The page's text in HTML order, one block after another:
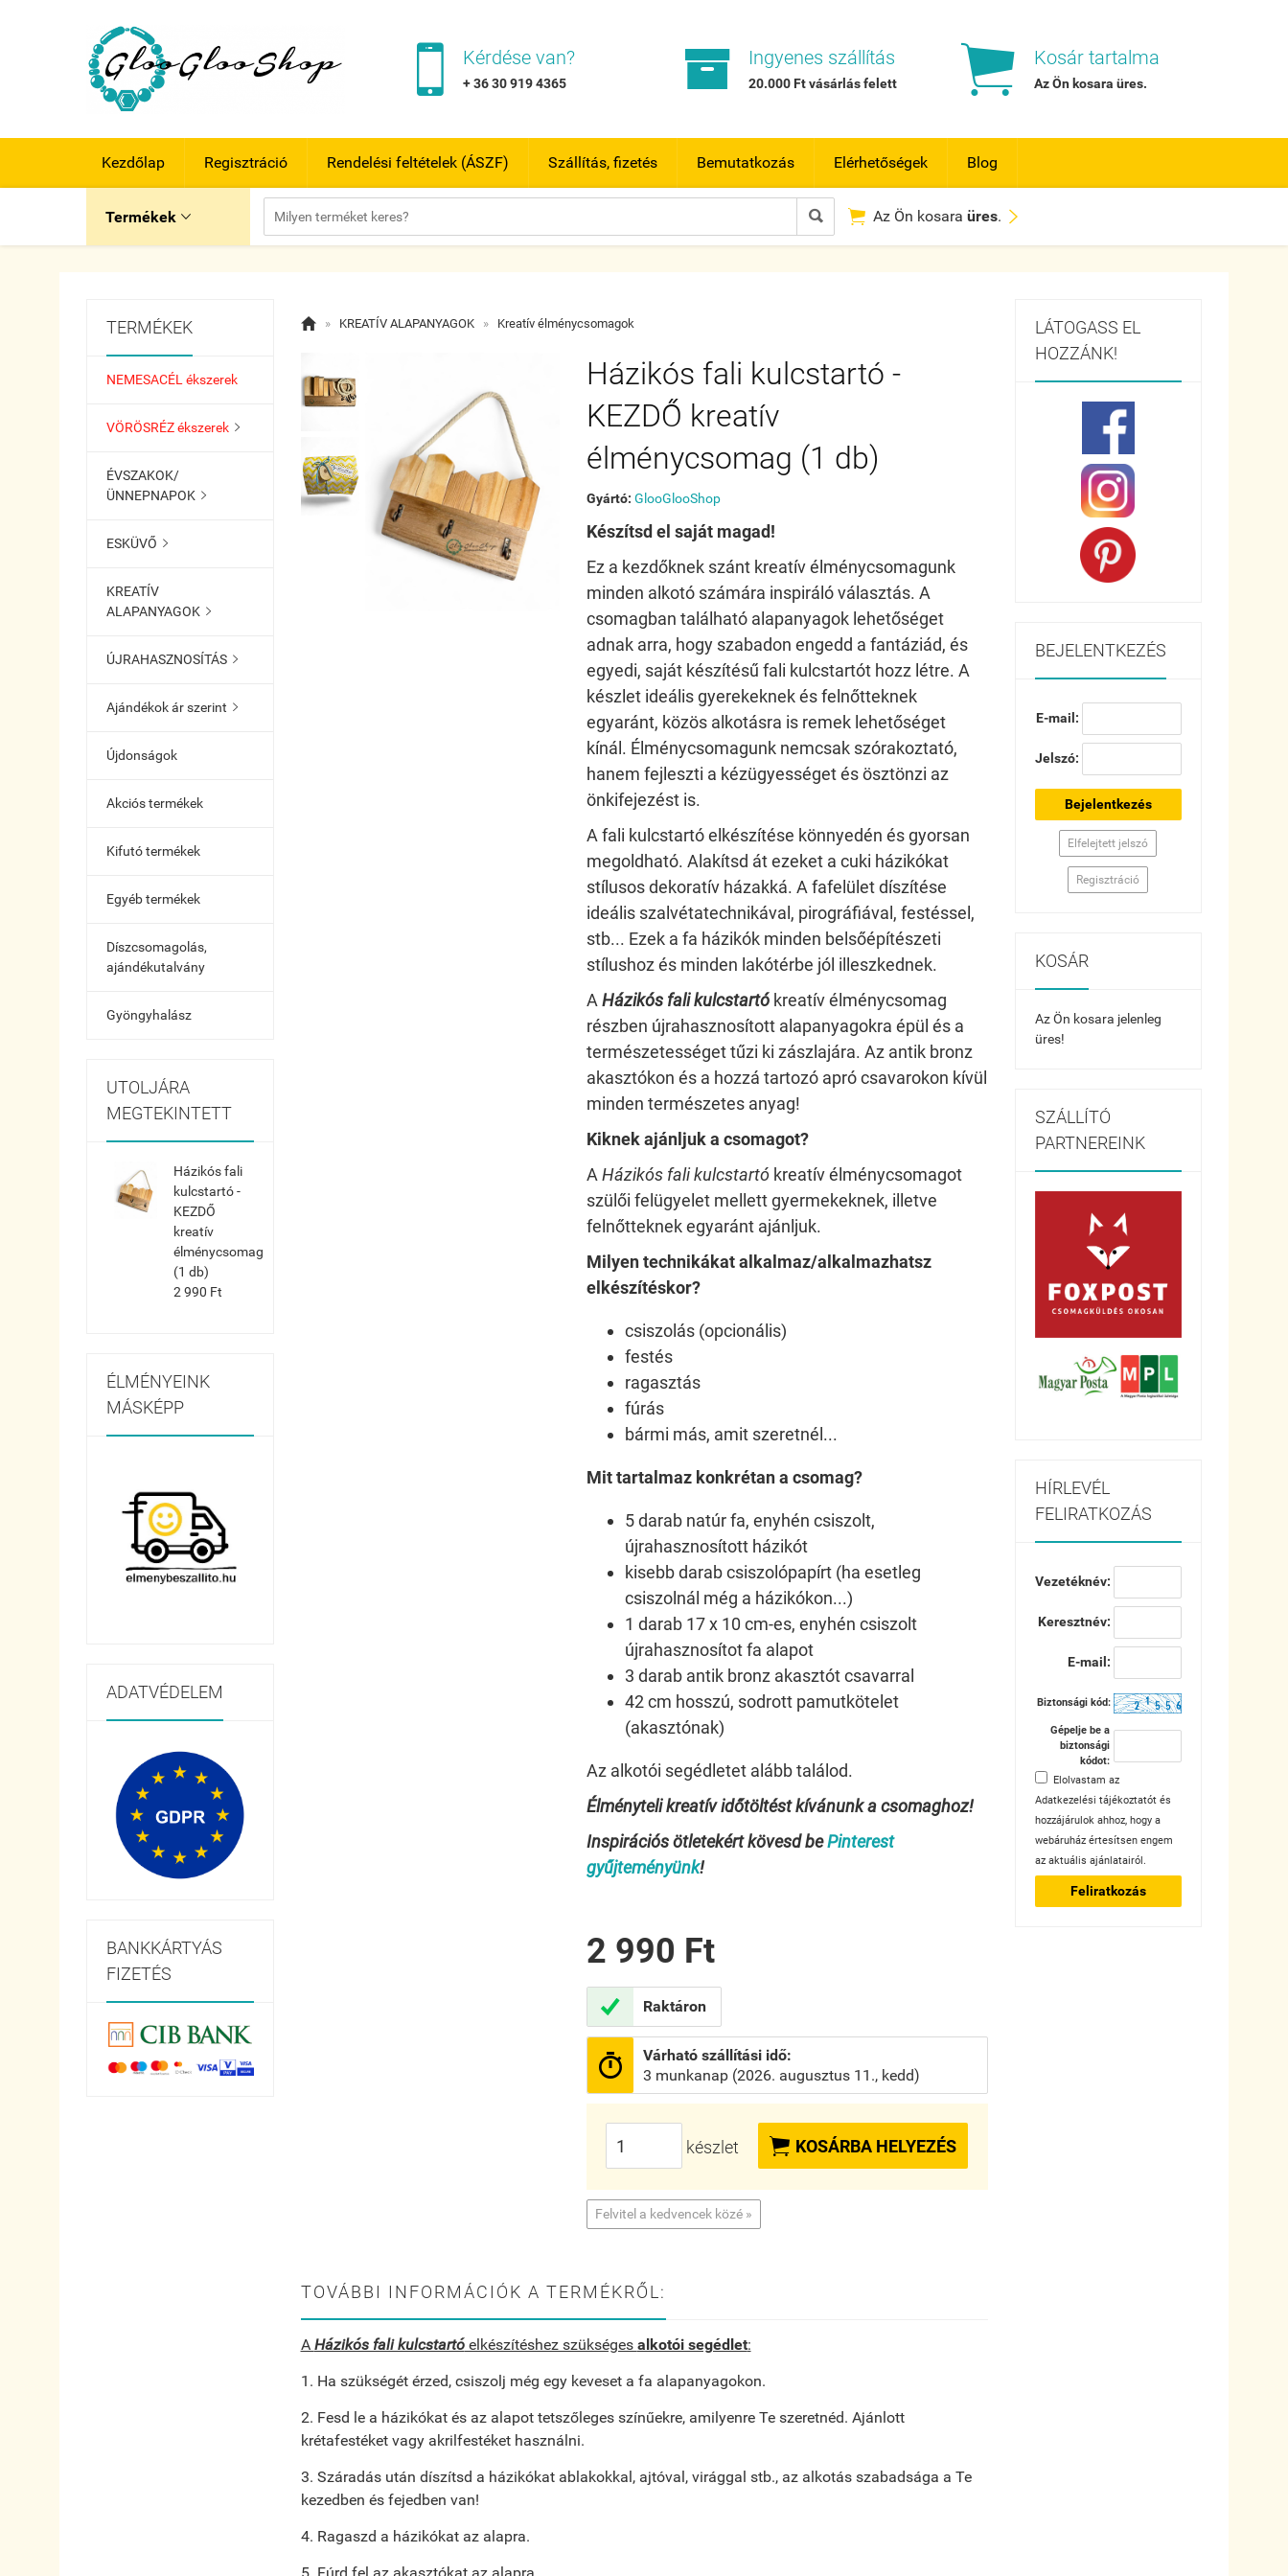
 Kérdése van?
+ 36 30 919 4365  Ingyenes szállítás
20.000 Ft vásárlás felett  Kosár tartalma
Az Ön kosaraüres.
Kezdőlap Regisztráció Rendelési feltételek (ÁSZF) Szállítás, fizetés Bemutatkozás Elérhetőségek Blog
Termékek    Az Ön kosara üres. 
TERMÉKEK
NEMESACÉL ékszerek
VÖRÖSRÉZ ékszerek 
ÉVSZAKOK/
ÜNNEPNAPOK 
ESKÜVŐ 
KREATÍV
ALAPANYAGOK 
ÚJRAHASZNOSÍTÁS 
Ajándékok ár szerint 
Újdonságok
Akciós termékek
Kifutó termékek
Egyéb termékek
Díszcsomagolás,
ajándékutalvány
Gyöngyhalász
UTOLJÁRA
MEGTEKINTETT
Házikós fali
kulcstartó -
KEZDŐ
kreatív
élménycsomag
(1 db)
2 990 Ft
ÉLMÉNYEINK
MÁSKÉPP
ADATVÉDELEM
BANKKÁRTYÁS
FIZETÉS
 » KREATÍV ALAPANYAGOK » Kreatív élménycsomagok
Házikós fali kulcstartó -
KEZDŐ kreatív
élménycsomag (1 db)
Gyártó: GlooGlooShop
Készítsd el saját magad!
Ez a kezdőknek szánt kreatív élménycsomagunk
minden alkotó számára inspiráló választás. A
csomagban található alapanyagok lehetőséget
adnak arra, hogy szabadon engedd a fantáziád, és
egyedi, saját készítésű fali kulcstartót hozz létre. A
készlet ideális gyerekeknek és felnőtteknek
egyaránt, közös alkotásra is remek lehetőséget
kínál. Élménycsomagunk nemcsak szórakoztató,
hanem fejleszti a kézügyességet és ösztönzi az
önkifejezést is.
A fali kulcstartó elkészítése könnyedén és gyorsan
megoldható. Alakítsd át ezeket a cuki házikókat
stílusos dekoratív házakká. A fafelület díszítése
ideális szalvétatechnikával, pirográfiával, festéssel,
stb... Ezek a fa házikók minden belsőépítészeti
stílushoz és minden lakótérbe jól illeszkednek.
A Házikós fali kulcstartó kreatív élménycsomag
részben újrahasznosított alapanyagokra épül és a
természetességet tűzi ki zászlajára. Az antik bronz
akasztókon és a hozzá tartozó apró csavarokon kívül
minden természetes anyag!
Kiknek ajánljuk a csomagot?
A Házikós fali kulcstartókreatív élménycsomagot
szülői felügyelet mellett gyermekeknek, illetve
felnőtteknek egyaránt ajánljuk.
Milyen technikákat alkalmaz/alkalmazhatsz
elkészítéskor?
csiszolás (opcionális)
festés
ragasztás
fúrás
bármi más, amit szeretnél...
Mit tartalmaz konkrétan a csomag?
5 darab natúr fa, enyhén csiszolt,
újrahasznosított házikót
kisebb darab csiszolópapírt (ha esetleg
csiszolnál még a házikókon...)
1 darab 17 x 10 cm-es, enyhén csiszolt
újrahasznosítot fa alapot
3 darab antik bronz akasztót csavarral
42 cm hosszú, sodrott pamutkötelet
(akasztónak)
Az alkotói segédletet alább találod.
Élményteli kreatív időtöltést kívánunk a csomaghoz!
Inspirációs ötletekért kövesd bePinterest
gyűjteményünk!
2 990 Ft
 Raktáron

Várható szállítási idő:
3 munkanap (2026. augusztus 11., kedd)
készlet  KOSÁRBA HELYEZÉS
Felvitel a kedvencek közé »
TOVÁBBI INFORMÁCIÓK A TERMÉKRŐL:
A Házikós fali kulcstartóelkészítéshez szükséges alkotói segédlet:
1. Ha szükségét érzed, csiszolj még egy keveset a fa alapanyagokon.
2. Fesd le a házikókat és az alapot tetszőleges színűekre, amilyenre Te szeretnéd. Ajánlott
krétafestéket vagy akrilfestéket használni.
3. Száradás után díszítsd a házikókat ablakokkal, ajtóval, virággal stb., az alkotás szabadsága a Te
kezedben és fejedben van!
4. Ragaszd a házikókat az alapra.
5. Fúrd fel az akasztókat az alapra.
LÁTOGASS EL
HOZZÁNK!
BEJELENTKEZÉS
E-mail:
Jelszó:
Bejelentkezés
Elfelejtett jelszó
Regisztráció
KOSÁR
Az Ön kosara jelenleg
üres!
SZÁLLÍTÓ
PARTNEREINK
HÍRLEVÉL
FELIRATKOZÁS
Vezetéknév:
Keresztnév:
E-mail:
Biztonsági kód:
Gépelje be a
biztonsági
kódot:
Elolvastam az
Adatkezelési tájékoztatótés
hozzájárulok ahhoz, hogy a
webáruház értesítsen engem
az aktuális ajánlatairól.
Feliratkozás